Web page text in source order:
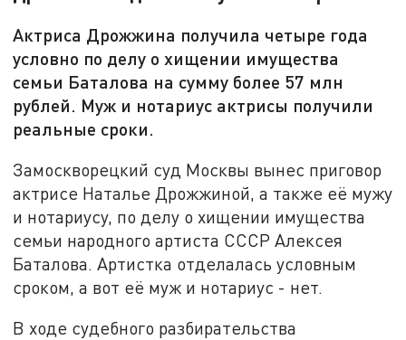
Актриса Дрожжина получила четыре года
условно по делу о хищении имущества
семьи Баталова на сумму более 57 млн
рублей. Муж и нотариус актрисы получили
реальные сроки.
Замоскворецкий суд Москвы вынес приговор
актрисе Наталье Дрожжиной, а также её мужу
и нотариусу, по делу о хищении имущества
семьи народного артиста СССР Алексея
Баталова. Артистка отделалась условным
сроком, а вот её муж и нотариус - нет.
В ходе судебного разбирательства